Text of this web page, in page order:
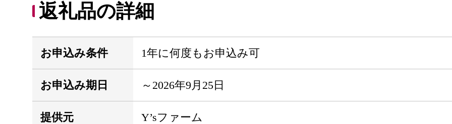
返礼品の詳細
お申込み条件 1年に何度もお申込み可
お申込み期日 ～2026年9月25日
提供元 Y’sファーム